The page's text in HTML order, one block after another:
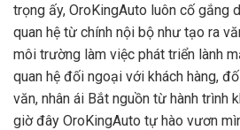
trọng ấy, OroKingAuto luôn cố gắng
quan hệ từ chính nội bộ như tạo ra
môi trường làm việc phát triển lành
quan hệ đối ngoại với khách hàng,
văn, nhân ái Bắt nguồn từ hành trình
giờ đây OroKingAuto tự hào vươn